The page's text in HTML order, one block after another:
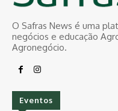
O Safras News é uma
negócios e educação
Agronegócio.
Eventos